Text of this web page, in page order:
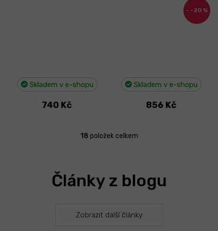
Skladem v e-shopu
740 Kč
–20 %
Skladem v e-shopu
856 Kč
O
d
a
p
18 položek celkem
Články z blogu
Zobrazit další články